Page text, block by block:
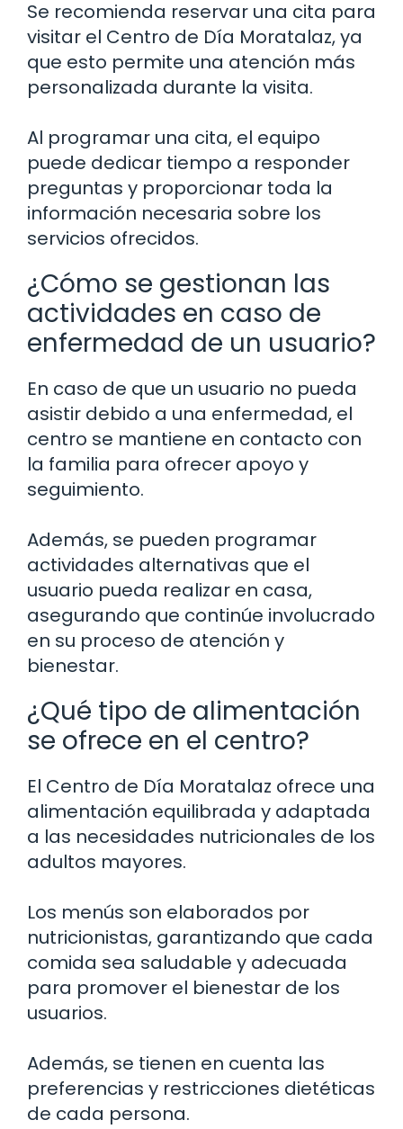
Se recomienda reservar una cita para
visitar el Centro de Día Moratalaz, ya
que esto permite una atención más
personalizada durante la visita.
Al programar una cita, el equipo
puede dedicar tiempo a responder
preguntas y proporcionar toda la
información necesaria sobre los
servicios ofrecidos.
¿Cómo se gestionan las
actividades en caso de
enfermedad de un usuario?
En caso de que un usuario no pueda
asistir debido a una enfermedad, el
centro se mantiene en contacto con
la familia para ofrecer apoyo y
seguimiento.
Además, se pueden programar
actividades alternativas que el
usuario pueda realizar en casa,
asegurando que continúe involucrado
en su proceso de atención y
bienestar.
¿Qué tipo de alimentación
se ofrece en el centro?
El Centro de Día Moratalaz ofrece una
alimentación equilibrada y adaptada
a las necesidades nutricionales de los
adultos mayores.
Los menús son elaborados por
nutricionistas, garantizando que cada
comida sea saludable y adecuada
para promover el bienestar de los
usuarios.
Además, se tienen en cuenta las
preferencias y restricciones dietéticas
de cada persona.